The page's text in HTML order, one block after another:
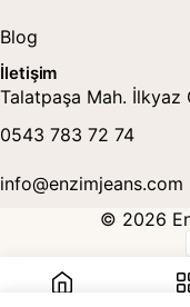
Blog
İletişim
Talatpaşa Mah. İlkyaz
0543 783 72 74
info@enzimjeans.com
© 2026